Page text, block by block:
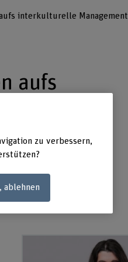
interkulturelle Management
aufs
zu verbessern,
ablehnen